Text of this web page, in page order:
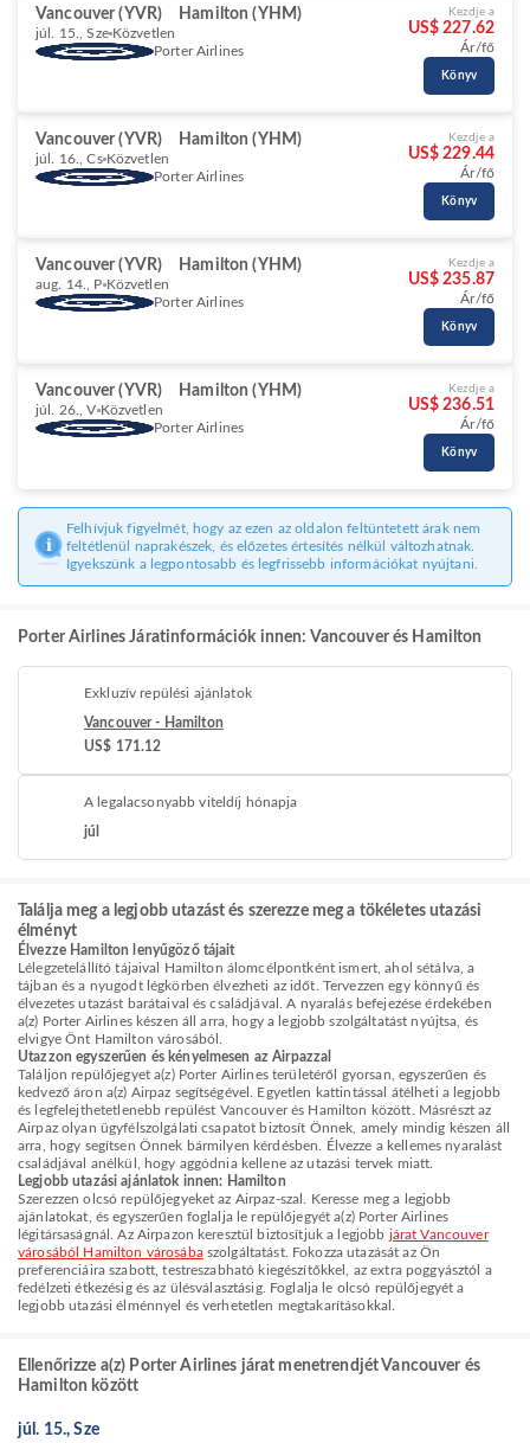
Vancouver (YVR) Hamilton (YHM)
júl. 15., Sze Közvetlen
Porter Airlines
Kezdje a
US$ 227.62
Ár/fő
Könyv
Vancouver (YVR) Hamilton (YHM)
júl. 16., Cs Közvetlen
Porter Airlines
Kezdje a
US$ 229.44
Ár/fő
Könyv
Vancouver (YVR) Hamilton (YHM)
aug. 14., P Közvetlen
Porter Airlines
Kezdje a
US$ 235.87
Ár/fő
Könyv
Vancouver (YVR) Hamilton (YHM)
júl. 26., V Közvetlen
Porter Airlines
Kezdje a
US$ 236.51
Ár/fő
Könyv
Felhívjuk figyelmét, hogy az ezen az oldalon feltüntetett árak nem
feltétlenül naprakészek, és előzetes értesítés nélkül változhatnak.
Igyekszünk a legpontosabb és legfrissebb információkat nyújtani.
Porter Airlines Járatinformációk innen: Vancouver és Hamilton
Exkluzív repülési ajánlatok
Vancouver - Hamilton
US$ 171.12
A legalacsonyabb viteldíj hónapja
júl
Találja meg a legjobb utazást és szerezze meg a tökéletes utazási
élményt
Élvezze Hamilton lenyűgöző tájait
Lélegzetelállító tájaival Hamilton álomcélpontként ismert, ahol sétálva, a
tájban és a nyugodt légkörben élvezheti az időt. Tervezzen egy könnyű és
élvezetes utazást barátaival és családjával. A nyaralás befejezése érdekében
a(z) Porter Airlines készen áll arra, hogy a legjobb szolgáltatást nyújtsa, és
elvigye Önt Hamilton városából.
Utazzon egyszerűen és kényelmesen az Airpazzal
Találjon repülőjegyet a(z) Porter Airlines területéről gyorsan, egyszerűen és
kedvező áron a(z) Airpaz segítségével. Egyetlen kattintással átélheti a legjobb
és legfelejthetetlenebb repülést Vancouver és Hamilton között. Másrészt az
Airpaz olyan ügyfélszolgálati csapatot biztosít Önnek, amely mindig készen áll
arra, hogy segítsen Önnek bármilyen kérdésben. Élvezze a kellemes nyaralást
családjával anélkül, hogy aggódnia kellene az utazási tervek miatt.
Legjobb utazási ajánlatok innen: Hamilton
Szerezzen olcsó repülőjegyeket az Airpaz-szal. Keresse meg a legjobb
ajánlatokat, és egyszerűen foglalja le repülőjegyét a(z) Porter Airlines
légitársaságnál. Az Airpazon keresztül biztosítjuk a legjobb járat Vancouver
városából Hamilton városábaszolgáltatást. Fokozza utazását az Ön
preferenciáira szabott, testreszabható kiegészítőkkel, az extra poggyásztól a
fedélzeti étkezésig és az ülésválasztásig. Foglalja le olcsó repülőjegyét a
legjobb utazási élménnyel és verhetetlen megtakarításokkal.
Ellenőrizze a(z) Porter Airlines járat menetrendjét Vancouver és
Hamilton között
júl. 15., Sze